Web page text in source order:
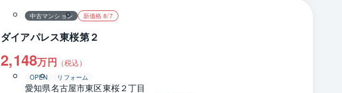
中古マンション 新価格 8/7
ダイアパレス東桜第２
2,148万円 （税込）
OPEN リフォーム
愛知県名古屋市東区東桜２丁目